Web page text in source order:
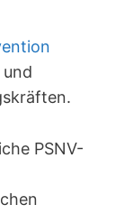
PSNV-